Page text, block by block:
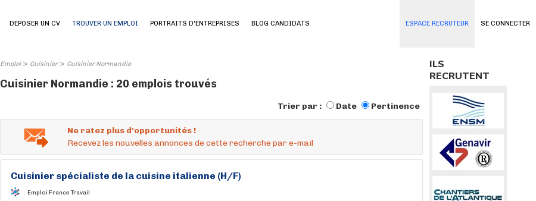
SE CONNECTER
DEPOSER UN CV TROUVER UN EMPLOI PORTRAITS D'ENTREPRISES BLOG CANDIDATS ESPACE RECRUTEUR
Emploi> Cuisinier> Cuisinier Normandie
Cuisinier Normandie : 20 emplois trouvés
Trier par : Date Pertinence
Ne ratez plus d'opportunités !
Recevez les nouvelles annonces de cette recherche par e-mail
Cuisinier spécialiste de la cuisine italienne (H/F)
Emploi France Travail
ILS
RECRUTENT